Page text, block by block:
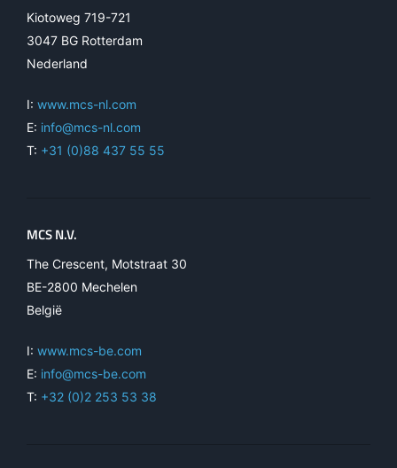
Kiotoweg 719-721
3047 BG Rotterdam
Nederland
I: www.mcs-nl.com
E: info@mcs-nl.com
T: +31 (0)88 437 55 55
MCS N.V.
The Crescent, Motstraat 30
BE-2800 Mechelen
België
I: www.mcs-be.com
E: info@mcs-be.com
T: +32 (0)2 253 53 38